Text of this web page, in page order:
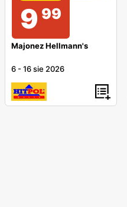
9 99
Majonez Hellmann's
6 -16 sie 2026